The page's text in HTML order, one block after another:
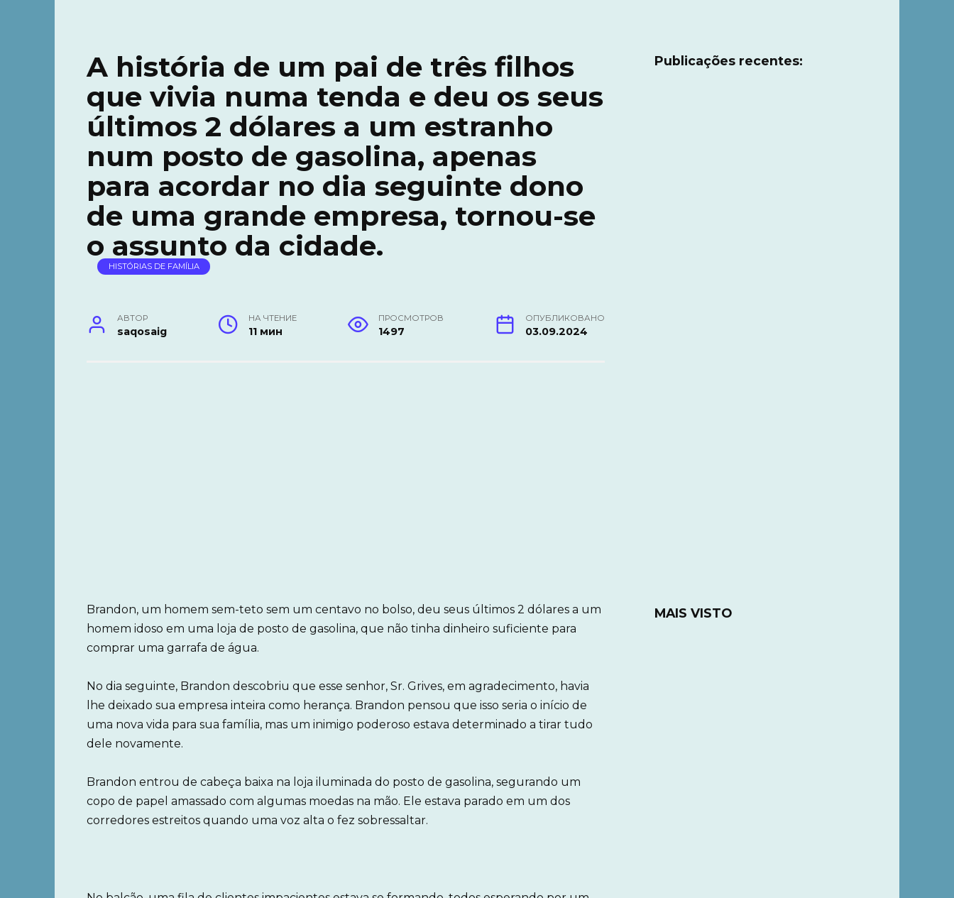
A história de um pai de três filhos
que vivia numa tenda e deu os seus
últimos 2 dólares a um estranho
num posto de gasolina, apenas
para acordar no dia seguinte dono
de uma grande empresa, tornou-se
o assunto da cidade.
HISTÓRIAS DE FAMÍLIA
АВТОР
saqosaig
НА ЧТЕНИЕ
11 мин
ПРОСМОТРОВ
1497
ОПУБЛИКОВАНО
03.09.2024
Brandon, um homem sem-teto sem um centavo no bolso, deu seus últimos 2 dólares a um
homem idoso em uma loja de posto de gasolina, que não tinha dinheiro suficiente para
comprar uma garrafa de água.
No dia seguinte, Brandon descobriu que esse senhor, Sr. Grives, em agradecimento, havia
lhe deixado sua empresa inteira como herança. Brandon pensou que isso seria o início de
uma nova vida para sua família, mas um inimigo poderoso estava determinado a tirar tudo
dele novamente.
Brandon entrou de cabeça baixa na loja iluminada do posto de gasolina, segurando um
copo de papel amassado com algumas moedas na mão. Ele estava parado em um dos
corredores estreitos quando uma voz alta o fez sobressaltar.
Publicações recentes:
MAIS VISTO